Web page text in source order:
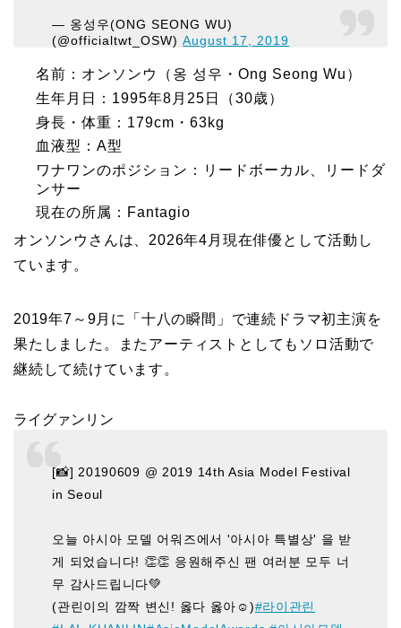
— 옹성우(ONG SEONG WU)
(@officialtwt_OSW)August 17, 2019
名前：オンソンウ（옹 성우・Ong Seong Wu）
生年月日：1995年8月25日（30歳）
身長・体重：179cm・63kg
血液型：A型
ワナワンのポジション：リードボーカル、リードダ
ンサー
現在の所属：Fantagio
オンソンウさんは、2026年4月現在俳優として活動し
ています。
2019年7～9月に「十八の瞬間」で連続ドラマ初主演を
果たしました。またアーティストとしてもソロ活動で
継続して続けています。
ライグァンリン
[📸] 20190609 @ 2019 14th Asia Model Festival
in Seoul
오늘 아시아 모델 어워즈에서 '아시아 특별상' 을 받
게 되었습니다! 👏👏 응원해주신 팬 여러분 모두 너
무 감사드립니다💚
(관린이의 깜짝 변신! 옳다 옳아☺️)#라이관린